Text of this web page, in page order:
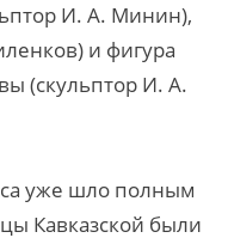
И. А. Минин),
и фигура
(скульптор И. А.
уже шло полным
Кавказской были